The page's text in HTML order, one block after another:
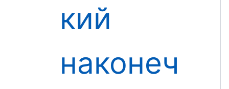
кий
наконеч